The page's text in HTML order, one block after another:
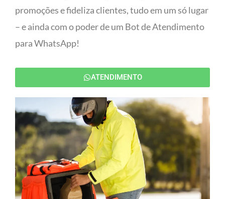
promoções e fideliza clientes, tudo em um só lugar
– e ainda com o poder de um Bot de Atendimento
para WhatsApp!
ATENDIMENTO